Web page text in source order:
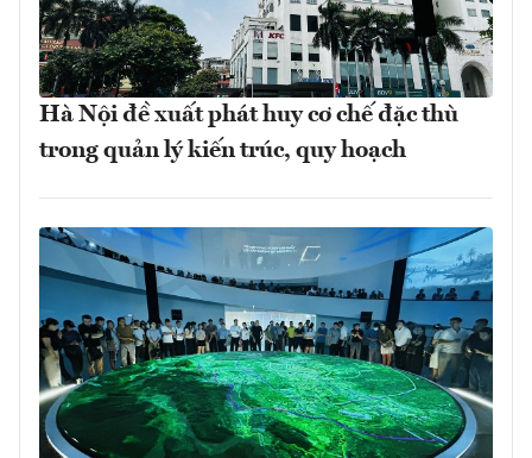
Hà Nội đề xuất phát huy cơ chế đặc thù
trong quản lý kiến trúc, quy hoạch